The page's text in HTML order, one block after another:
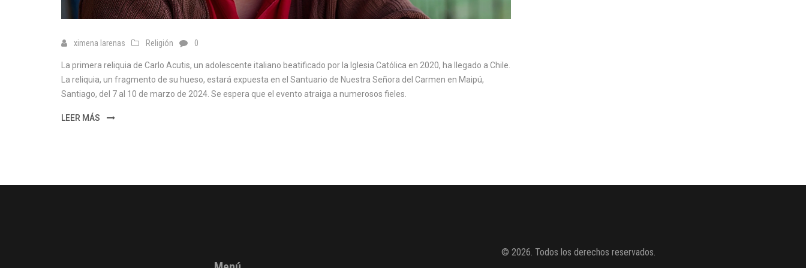
ximena larenas Religión 0
La primera reliquia de Carlo Acutis, un adolescente italiano beatificado por la Iglesia Católica en 2020, ha llegado a Chile.
La reliquia, un fragmento de su hueso, estará expuesta en el Santuario de Nuestra Señora del Carmen en Maipú,
Santiago, del 7 al 10 de marzo de 2024. Se espera que el evento atraiga a numerosos fieles.
LEER MÁS
© 2026. Todos los derechos reservados.